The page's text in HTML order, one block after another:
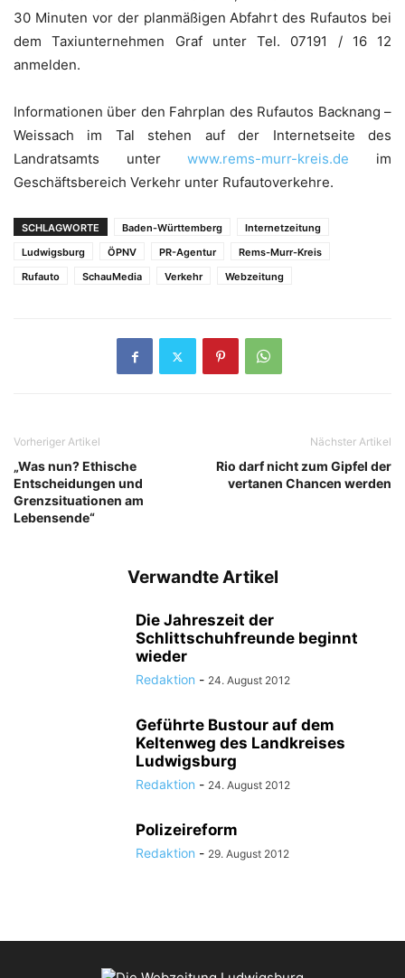
30 Minuten vor der planmäßigen Abfahrt des Rufautos bei
dem Taxiunternehmen Graf unter Tel. 07191 / 16 12
anmelden.
Informationen über den Fahrplan des Rufautos Backnang –
Weissach im Tal stehen auf der Internetseite des
Landratsamts unterwww.rems-murr-kreis.de im
Geschäftsbereich Verkehr unter Rufautoverkehre.
SCHLAGWORTE Baden-Württemberg
Internetzeitung
Ludwigsburg
ÖPNV PR-Agentur
Rems-Murr-Kreis
Rufauto
SchauMedia Verkehr Webzeitung
Vorheriger Artikel
„Was nun? Ethische
Entscheidungen und
Grenzsituationen am
Lebensende“
Nächster Artikel
Rio darf nicht zum Gipfel der
vertanen Chancen werden
Verwandte Artikel
Die Jahreszeit der
Schlittschuhfreunde beginnt
wieder
Redaktion - 24. August 2012
Geführte Bustour auf dem
Keltenweg des Landkreises
Ludwigsburg
Redaktion - 24. August 2012
Polizeireform
Redaktion - 29. August 2012